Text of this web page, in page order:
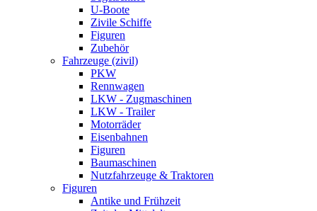
U-Boote
Zivile Schiffe
Figuren
Zubehör
Fahrzeuge (zivil)
PKW
Rennwagen
LKW - Zugmaschinen
LKW - Trailer
Motorräder
Eisenbahnen
Figuren
Baumaschinen
Nutzfahrzeuge & Traktoren
Figuren
Antike und Frühzeit